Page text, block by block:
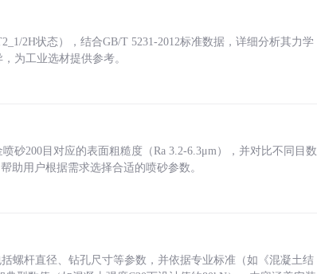
2H状态），结合GB/T 5231-2012标准数据，详细分析其力学
为工业选材提供参考。
砂200目对应的表面粗糙度（Ra 3.2-6.3μm），并对比不同目数
助用户根据需求选择合适的喷砂参数。
螺杆直径、钻孔尺寸等参数，并依据专业标准（如《混凝土结